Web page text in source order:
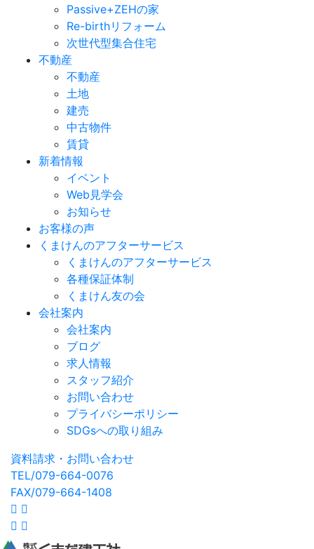
Passive+ZEHの家
Re-birthリフォーム
次世代型集合住宅
不動産
不動産
土地
建売
中古物件
賃貸
新着情報
イベント
Web見学会
お知らせ
お客様の声
くまけんのアフターサービス
くまけんのアフターサービス
各種保証体制
くまけん友の会
会社案内
会社案内
ブログ
求人情報
スタッフ紹介
お問い合わせ
プライバシーポリシー
SDGsへの取り組み
資料請求・お問い合わせ
TEL/079-664-0076
FAX/079-664-1408